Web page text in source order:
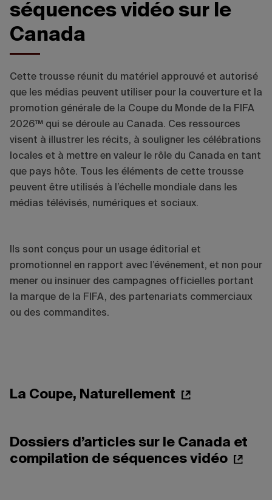
séquences vidéo sur le
Canada
Cette trousse réunit du matériel approuvé et autorisé
que les médias peuvent utiliser pour la couverture et la
promotion générale de la Coupe du Monde de la FIFA
2026™ qui se déroule au Canada. Ces ressources
visent à illustrer les récits, à souligner les célébrations
locales et à mettre en valeur le rôle du Canada en tant
que pays hôte. Tous les éléments de cette trousse
peuvent être utilisés à l’échelle mondiale dans les
médias télévisés, numériques et sociaux.
Ils sont conçus pour un usage éditorial et
promotionnel en rapport avec l’événement, et non pour
mener ou insinuer des campagnes officielles portant
la marque de la FIFA, des partenariats commerciaux
ou des commandites.
La Coupe, Naturellement
Dossiers d’articles sur le Canada et
compilation de séquences vidéo